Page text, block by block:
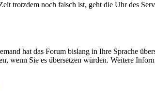
trotzdem noch falsch ist, geht die Uhr des
hat das Forum bislang in Ihre Sprache
wenn Sie es übersetzen würden. Weitere